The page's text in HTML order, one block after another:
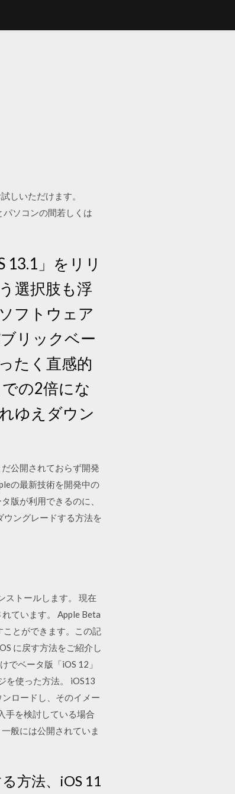
しいただけます。
ソコンの間若しくは
」をリリ
選択肢も浮
フトウェア
リックベー
たく直感的
の2倍にな
ゆえダウン
公開されておらず開発
の最新技術を開発中の
版が利用できるのに、
ングレードする方法を
ストールします。 現在
ています。 Apple Beta
とができます。この記
に戻す方法をご紹介し
でベータ版「iOS 12」
を使った方法。 iOS13
ロードし、そのイメー
手を検討している場合
般には公開されていま
方法、iOS 11